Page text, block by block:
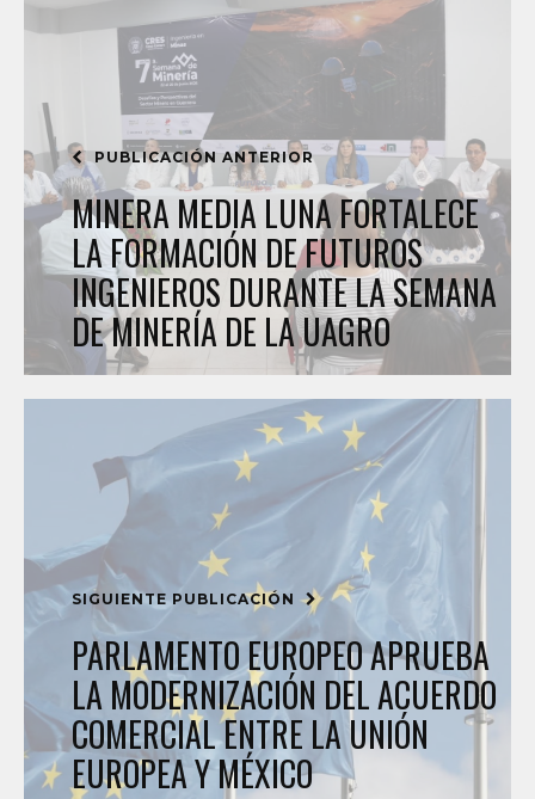
PUBLICACIÓN ANTERIOR
MINERA MEDIA LUNA FORTALECE
LA FORMACIÓN DE FUTUROS
INGENIEROS DURANTE LA SEMANA
DE MINERÍA DE LA UAGRO
SIGUIENTE PUBLICACIÓN
PARLAMENTO EUROPEO APRUEBA
LA MODERNIZACIÓN DEL ACUERDO
COMERCIAL ENTRE LA UNIÓN
EUROPEA Y MÉXICO